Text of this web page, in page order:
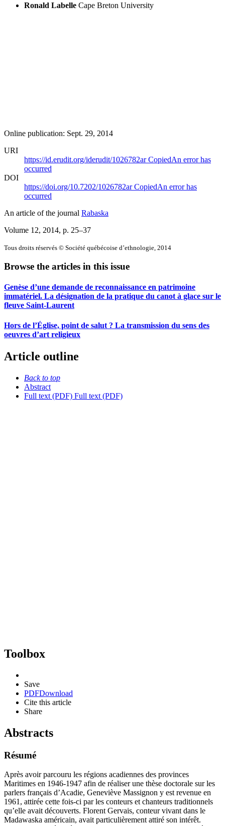
Ronald Labelle Cape Breton University
Online publication: Sept. 29, 2014
URI
https://id.erudit.org/iderudit/1026782arCopiedAn error has
occurred
DOI
https://doi.org/10.7202/1026782arCopiedAn error has
occurred
An article of the journal Rabaska
Volume 12, 2014, p. 25–37
Tous droits réservés © Société québécoise d’ethnologie, 2014
Browse the articles in this issue
Genèse d’une demande de reconnaissance en patrimoine
immatériel. La désignation de la pratique du canot à glace sur le
fleuve Saint-Laurent
Hors de l’Église, point de salut ? La transmission du sens des
oeuvres d’art religieux
Article outline
Back to top
Abstract
Full text (PDF) Full text (PDF)
Toolbox
Save
PDFDownload
Cite this article
Share
Abstracts
Résumé
Après avoir parcouru les régions acadiennes des provinces
Maritimes en 1946-1947 afin de réaliser une thèse doctorale sur les
parlers français d’Acadie, Geneviève Massignon y est revenue en
1961, attirée cette fois-ci par les conteurs et chanteurs traditionnels
qu’elle avait découverts. Florent Gervais, conteur vivant dans le
Madawaska américain, avait particulièrement attiré son intérêt.